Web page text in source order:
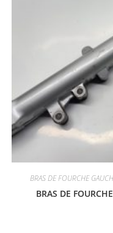
BRAS DE FOURCHE
BRAS DE